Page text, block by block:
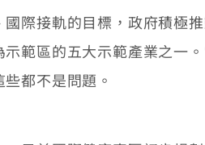
接軌的目標，政府積極推
範區的五大示範產業之一
都不是問題。